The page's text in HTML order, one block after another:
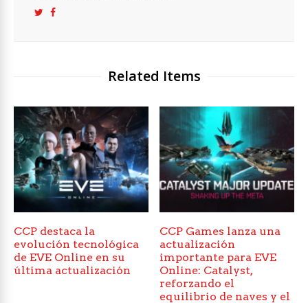
Related Items
CCP destaca la
evolución tecnológica
de EVE Online en su
última actualización
CCP Games lanza una
actualización
importante para EVE
Online: Catalyst,
reforzando el
equilibrio de naves y el